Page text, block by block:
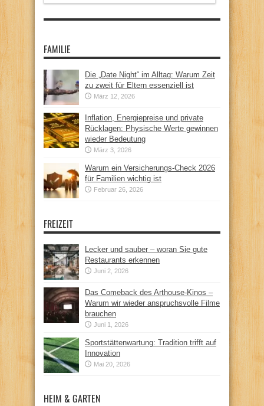
FAMILIE
Die „Date Night“ im Alltag: Warum Zeit
zu zweit für Eltern essenziell ist
März 12, 2026
Inflation, Energiepreise und private
Rücklagen: Physische Werte gewinnen
wieder Bedeutung
März 3, 2026
Warum ein Versicherungs-Check 2026
für Familien wichtig ist
Februar 26, 2026
FREIZEIT
Lecker und sauber – woran Sie gute
Restaurants erkennen
Juni 2, 2026
Das Comeback des Arthouse-Kinos –
Warum wir wieder anspruchsvolle Filme
brauchen
Juni 1, 2026
Sportstättenwartung: Tradition trifft auf
Innovation
Mai 20, 2026
HEIM & GARTEN